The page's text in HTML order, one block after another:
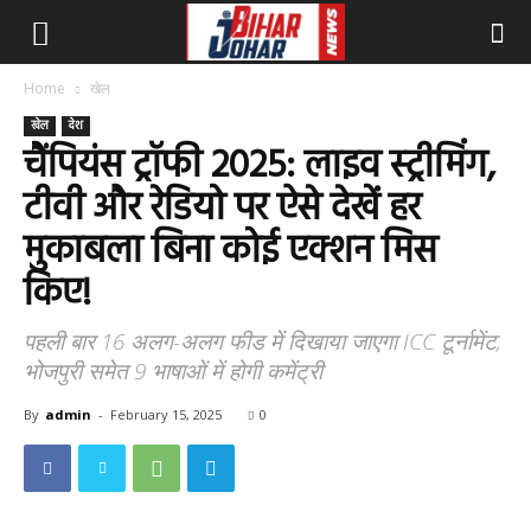
Home खेल
खेल देश
चैंपियंस ट्रॉफी 2025: लाइव स्ट्रीमिंग,
टीवी और रेडियो पर ऐसे देखें हर
मुकाबला बिना कोई एक्शन मिस
किए!
पहली बार 16 अलग-अलग फीड में दिखाया जाएगा ICC टूर्नामेंट,
भोजपुरी समेत 9 भाषाओं में होगी कमेंट्री
By admin - February 15, 2025 0